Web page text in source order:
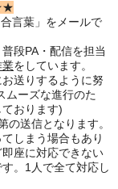
言葉」をメールで
普段PA・配信を担当
業をしています。
送りするように努
ムーズな進行のた
おります)
の送信となります。
しまう場合もあり
座に対応できない
。1人で全て対応し